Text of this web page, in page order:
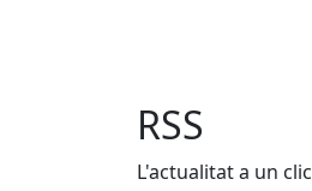
RSS
L'actualitat a un clic